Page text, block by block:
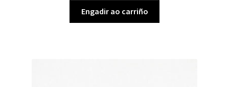
Engadir ao carriño